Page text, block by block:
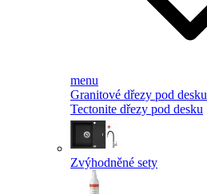
menu
Granitové dřezy pod desku
Tectonite dřezy pod desku
Zvýhodněné sety